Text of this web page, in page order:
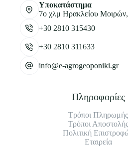
Υποκατάστημα
7ο χλμ Ηρακλείου
+30 2810 315430
+30 2810 311633
info@e-agrogeoponiki.gr
Πληροφορίες
Τρόποι Πληρωμής
Τρόποι Αποστολής
Πολιτική
Εταιρεία